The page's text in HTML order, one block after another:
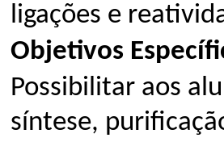
ligações e
Objetivos
Possibilitar aos
síntese,